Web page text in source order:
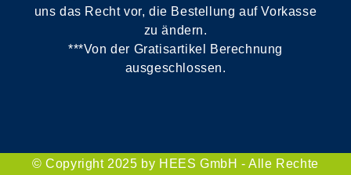
uns das Recht vor, die Bestellung auf Vorkasse
zu ändern.
***Von der Gratisartikel Berechnung
ausgeschlossen.
© Copyright 2025 by HEES GmbH - Alle Rechte